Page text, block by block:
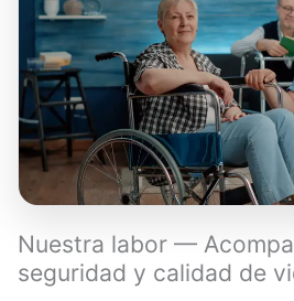
Nuestra labor —
seguridad y calidad de